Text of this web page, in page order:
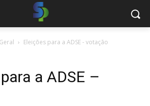
Eleições para a ADSE - votação
a ADSE –